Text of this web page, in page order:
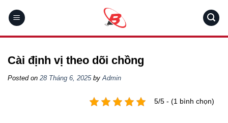
Cài định vị theo dõi chồng
Posted on 28 Tháng 6, 2025byAdmin
5/5 - (1 bình chọn)